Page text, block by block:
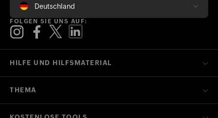
HILFE UND HILFSMATERIAL
THEMA
Deutschland
FOLGEN SIE UNS AUF: